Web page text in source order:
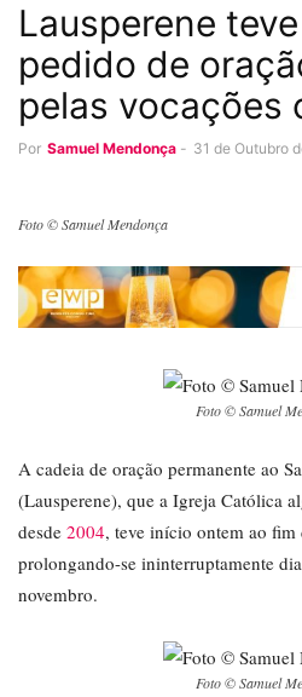
Lausperene
pedido de
pelas vocações
Por Samuel Mendonça - 31 de Outubro
Foto © Samuel Mendonça
Foto © Samuel
A cadeia de oração permanente ao
(Lausperene), que a Igreja Católica
desde 2004, teve início ontem ao fim
prolongando-se ininterruptamente
novembro.
Foto © Samuel